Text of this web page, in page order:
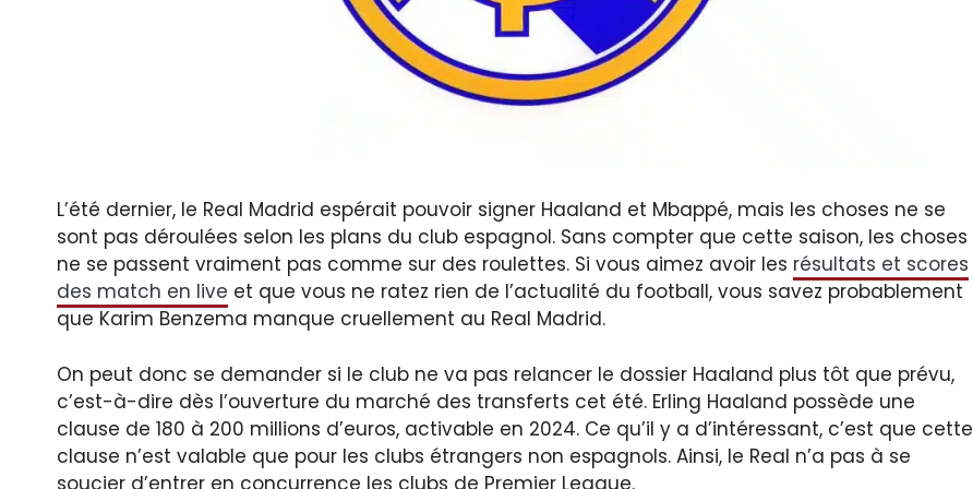
L’été dernier, le Real Madrid espérait pouvoir signer Haaland et Mbappé, mais les choses ne se
sont pas déroulées selon les plans du club espagnol. Sans compter que cette saison, les choses
ne se passent vraiment pas comme sur des roulettes. Si vous aimez avoir les résultats et scores
des match en live et que vous ne ratez rien de l’actualité du football, vous savez probablement
que Karim Benzema manque cruellement au Real Madrid.
On peut donc se demander si le club ne va pas relancer le dossier Haaland plus tôt que prévu,
c’est-à-dire dès l’ouverture du marché des transferts cet été. Erling Haaland possède une
clause de 180 à 200 millions d’euros, activable en 2024. Ce qu’il y a d’intéressant, c’est que cette
clause n’est valable que pour les clubs étrangers non espagnols. Ainsi, le Real n’a pas à se
soucier d’entrer en concurrence les clubs de Premier League.